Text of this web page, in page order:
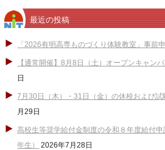
最近の投稿
「2026有明高専ものづくり体験教室」事前
【通常開催】8月8日（土）オープンキャン
日
7月30日（木）・31日（金）の休校および試
月29日
高校生等奨学給付金制度の令和８年度給付
年生）
2026年7月28日